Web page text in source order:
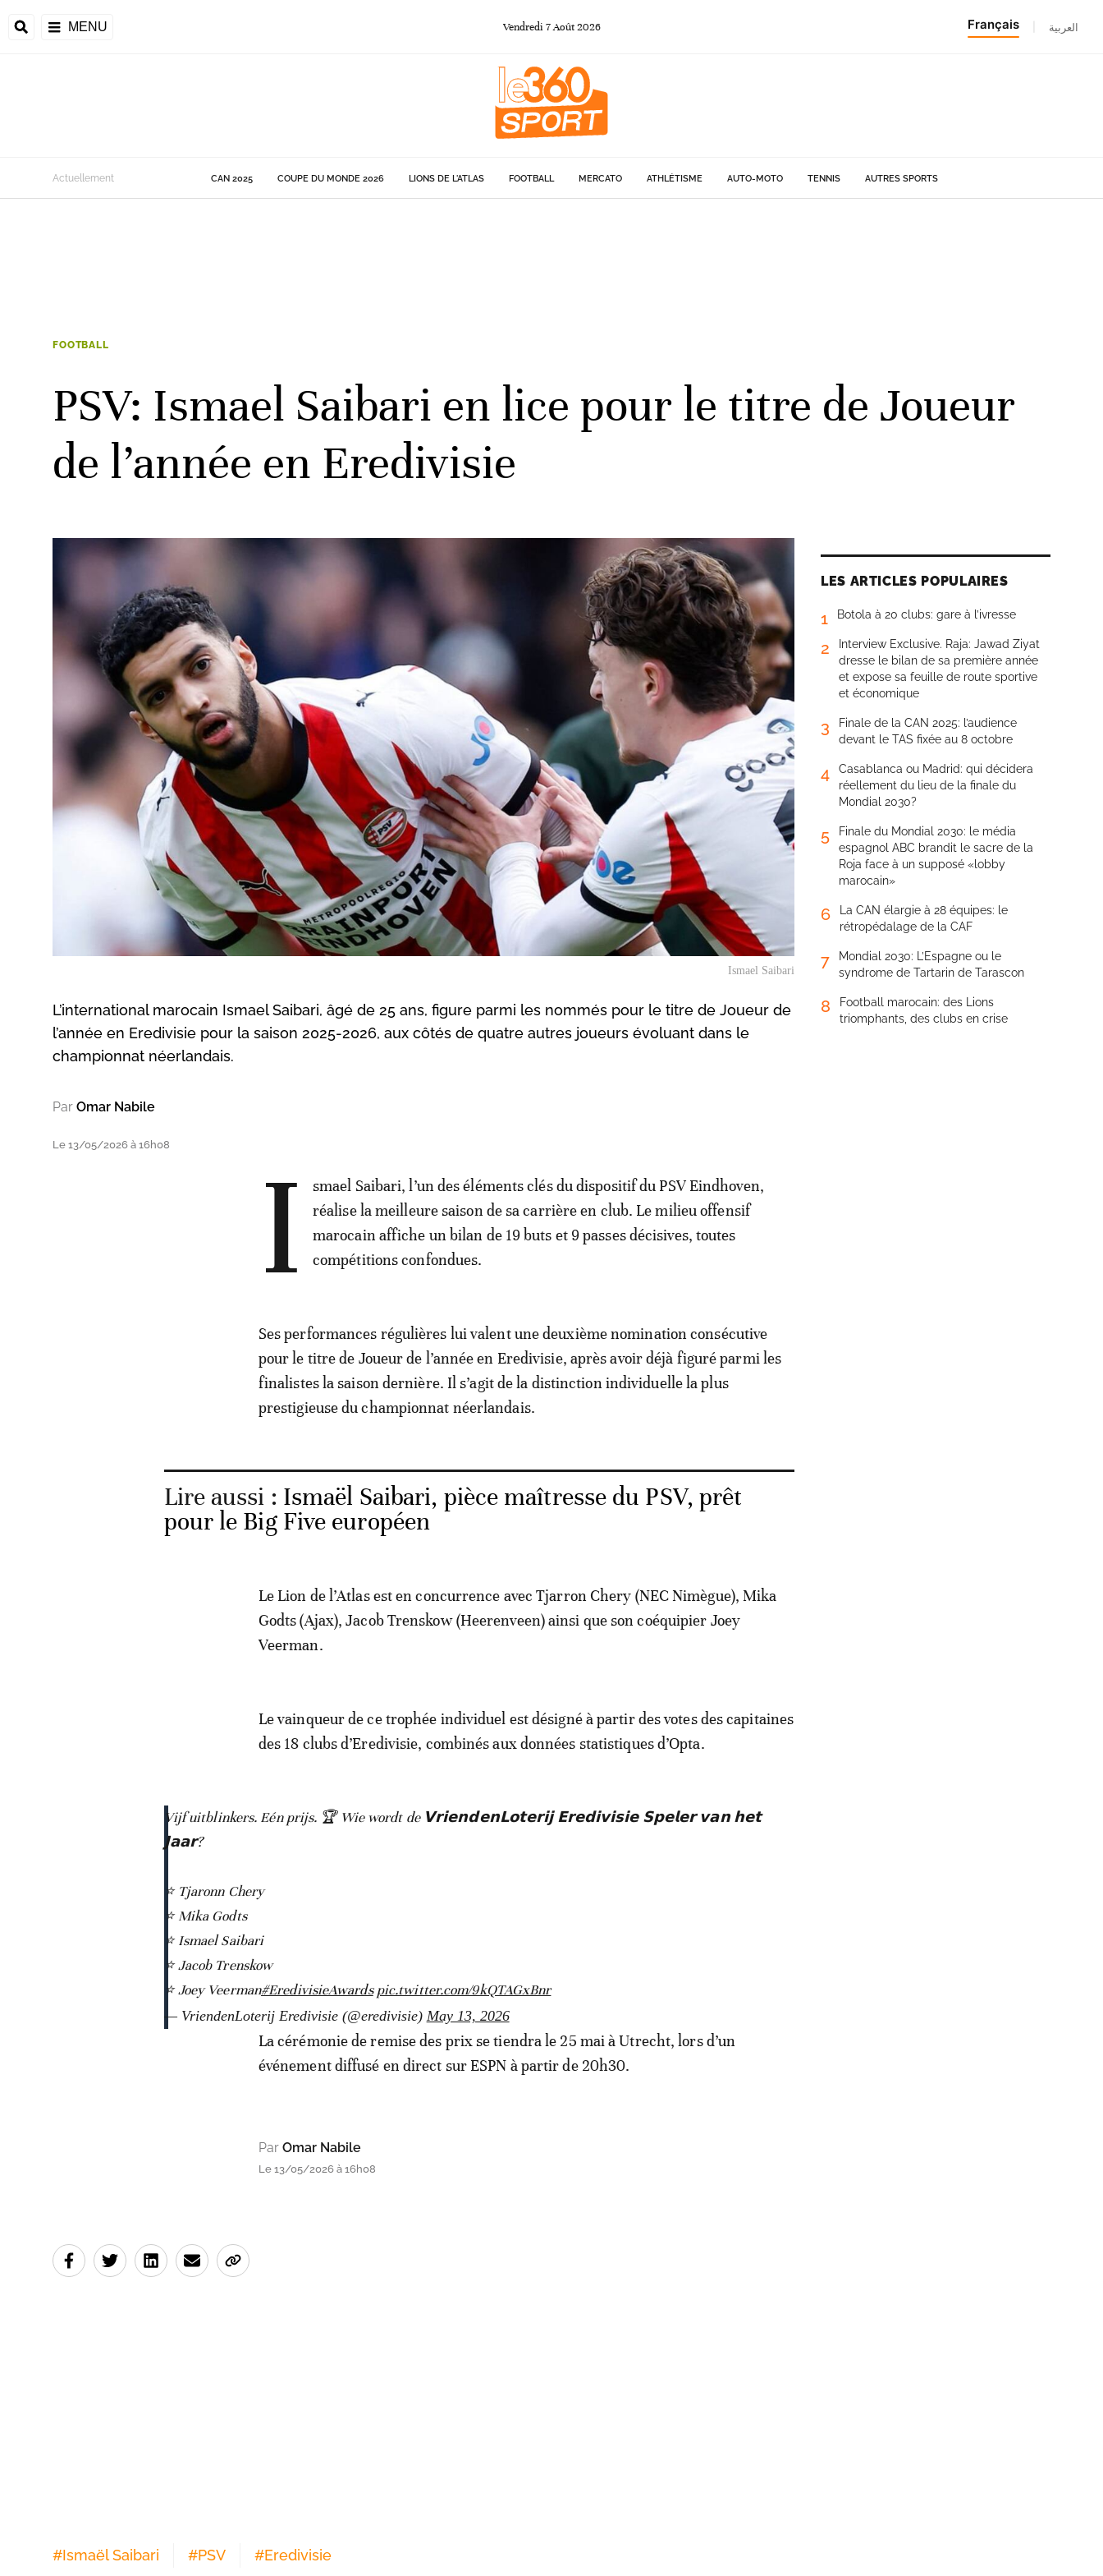
MENU Vendredi 7Août 2026 Français العربية
de la CAF
Actuellement CAN 2025 COUPE DU MONDE 2026 LIONS DE L'ATLAS FOOTBALL MERCATO ATHLÉTISME AUTO-MOTO TENNIS AUTRES SPORTS
FOOTBALL
PSV: Ismael Saibari en lice pour le titre de Joueur
de l’année en Eredivisie
Ismael Saibari
L’international marocain Ismael Saibari, âgé de 25 ans, figure parmi les nommés pour le titre de Joueur de
l’année en Eredivisie pour la saison 2025-2026, aux côtés de quatre autres joueurs évoluant dans le
championnat néerlandais.
Par Omar Nabile
Le 13/05/2026 à 16h08 I
smael Saibari, l’un des éléments clés du dispositif du PSV Eindhoven,
réalise la meilleure saison de sa carrière en club. Le milieu offensif
marocain affiche un bilan de 19 buts et 9 passes décisives, toutes
compétitions confondues.
Ses performances régulières lui valent une deuxième nomination consécutive
pour le titre de Joueur de l’année en Eredivisie, après avoir déjà figuré parmi les
finalistes la saison dernière. Il s’agit de la distinction individuelle la plus
prestigieuse du championnat néerlandais.
Lire aussi : Ismaël Saibari, pièce maîtresse du PSV, prêt
pour le Big Five européen
Le Lion de l’Atlas est en concurrence avec Tjarron Chery (NEC Nimègue), Mika
Godts (Ajax), Jacob Trenskow (Heerenveen) ainsi que son coéquipier Joey
Veerman.
Le vainqueur de ce trophée individuel est désigné à partir des votes des capitaines
des 18 clubs d’Eredivisie, combinés aux données statistiques d’Opta.
Vijf uitblinkers. Eén prijs. 🏆 Wie wordt de 𝗩𝗿𝗶𝗲𝗻𝗱𝗲𝗻𝗟𝗼𝘁𝗲𝗿𝗶𝗷 𝗘𝗿𝗲𝗱𝗶𝘃𝗶𝘀𝗶𝗲 𝗦𝗽𝗲𝗹𝗲𝗿 𝘃𝗮𝗻 𝗵𝗲𝘁
𝗝𝗮𝗮𝗿?
⭐ Tjaronn Chery
⭐ Mika Godts
⭐ Ismael Saibari
⭐ Jacob Trenskow
⭐ Joey Veerman#EredivisieAwards pic.twitter.com/9kQTAGxBnr
— VriendenLoterij Eredivisie (@eredivisie) May 13, 2026
La cérémonie de remise des prix se tiendra le 25 mai à Utrecht, lors d’un
événement diffusé en direct sur ESPN à partir de 20h30.
Par Omar Nabile
Le 13/05/2026 à 16h08
#Ismaël Saibari #PSV #Eredivisie
LES ARTICLES POPULAIRES
1 Botola à 20 clubs: gare à l’ivresse
2
Interview Exclusive. Raja: Jawad Ziyat
dresse le bilan de sa première année
et expose sa feuille de route sportive
et économique
3
Finale de la CAN 2025: l’audience
devant le TAS fixée au 8 octobre
4
Casablanca ou Madrid: qui décidera
réellement du lieu de la finale du
Mondial 2030?
5
Finale du Mondial 2030: le média
espagnol ABC brandit le sacre de la
Roja face à un supposé «lobby
marocain»
6
La CAN élargie à 28 équipes: le
rétropédalage de la CAF
7
Mondial 2030: L’Espagne ou le
syndrome de Tartarin de Tarascon
8
Football marocain: des Lions
triomphants, des clubs en crise